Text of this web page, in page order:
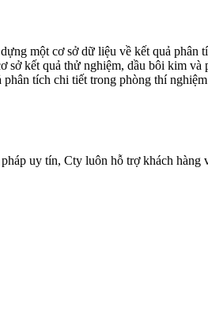
một cơ sở dữ liệu về kết quả phân
sở kết quả thử nghiệm, dầu bôi kim và
tích chi tiết trong phòng thí
uy tín, Cty luôn hỗ trợ khách hàng